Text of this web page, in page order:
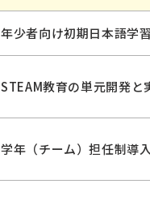
年少者向け初期日本語学
STEAM教育の単元開発と
学年（チーム）担任制導